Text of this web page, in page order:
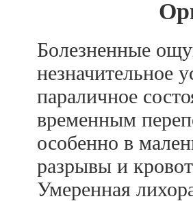
Болезненные
незначительное
параличное
временным
особенно в
разрывы и
Умеренная